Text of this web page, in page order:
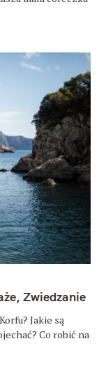
Zwiedzanie
Jakie są
Co robić na